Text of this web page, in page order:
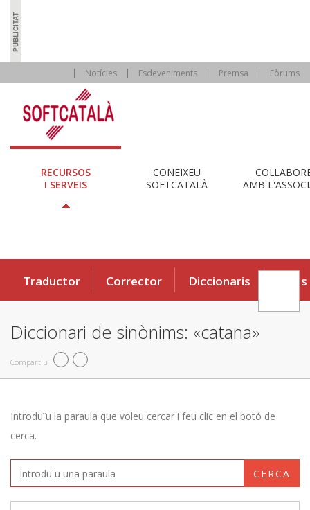
Notícies Esdeveniments Premsa Fòrums
RECURSOS
I SERVEIS
CONEIXEU
SOFTCATALÀ
AMB
Traductor Corrector Diccionaris Eines
Diccionari de sinònims: «catana»
Compartiu
Introduïu la paraula que voleu cercar i feu clic en el botó de
cerca.
CERCA